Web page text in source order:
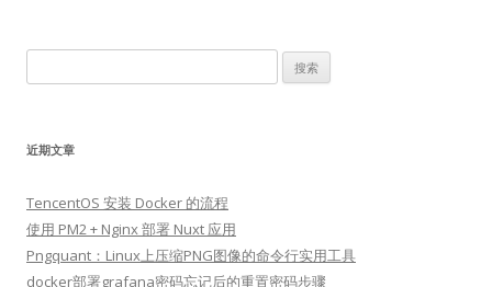
索：
近期文章
TencentOS 安装 Docker 的流程
使用 PM2 + Nginx 部署 Nuxt 应用
Pngquant：Linux上压缩PNG图像的命令行实用工具
docker部署grafana密码忘记后的重置密码步骤